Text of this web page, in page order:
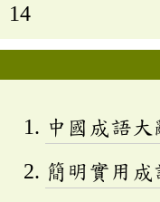
14
中國成語大
簡明實用成